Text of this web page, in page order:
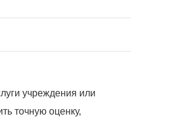
учреждения или
точную оценку,